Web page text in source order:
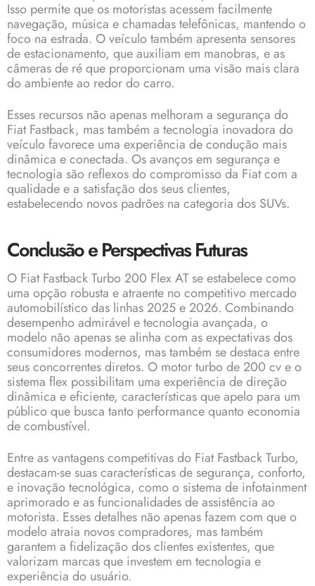
Isso permite que os motoristas acessem facilmente
navegação, música e chamadas telefônicas, mantendo o
foco na estrada. O veículo também apresenta sensores
de estacionamento, que auxiliam em manobras, e as
câmeras de ré que proporcionam uma visão mais clara
do ambiente ao redor do carro.
Esses recursos não apenas melhoram a segurança do
Fiat Fastback, mas também a tecnologia inovadora do
veículo favorece uma experiência de condução mais
dinâmica e conectada. Os avanços em segurança e
tecnologia são reflexos do compromisso da Fiat com a
qualidade e a satisfação dos seus clientes,
estabelecendo novos padrões na categoria dos SUVs.
Conclusão e Perspectivas Futuras
O Fiat Fastback Turbo 200 Flex AT se estabelece como
uma opção robusta e atraente no competitivo mercado
automobilístico das linhas 2025 e 2026. Combinando
desempenho admirável e tecnologia avançada, o
modelo não apenas se alinha com as expectativas dos
consumidores modernos, mas também se destaca entre
seus concorrentes diretos. O motor turbo de 200 cv e o
sistema flex possibilitam uma experiência de direção
dinâmica e eficiente, características que apelo para um
público que busca tanto performance quanto economia
de combustível.
Entre as vantagens competitivas do Fiat Fastback Turbo,
destacam-se suas características de segurança, conforto,
e inovação tecnológica, como o sistema de infotainment
aprimorado e as funcionalidades de assistência ao
motorista. Esses detalhes não apenas fazem com que o
modelo atraia novos compradores, mas também
garantem a fidelização dos clientes existentes, que
valorizam marcas que investem em tecnologia e
experiência do usuário.